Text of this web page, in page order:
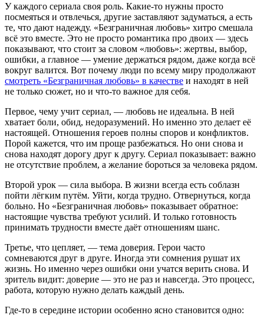
У каждого сериала своя роль. Какие-то нужны просто
посмеяться и отвлечься, другие заставляют задуматься, а есть
те, что дают надежду. «Безграничная любовь» хитро смешала
всё это вместе. Это не просто романтика про двоих — здесь
показывают, что стоит за словом «любовь»: жертвы, выбор,
ошибки, а главное — умение держаться рядом, даже когда всё
вокруг валится. Вот почему люди по всему миру продолжают
смотреть «Безграничная любовь» в качестве и находят в ней
не только сюжет, но и что-то важное для себя.
Первое, чему учит сериал, — любовь не идеальна. В ней
хватает боли, обид, недоразумений. Но именно это делает её
настоящей. Отношения героев полны споров и конфликтов.
Порой кажется, что им проще разбежаться. Но они снова и
снова находят дорогу друг к другу. Сериал показывает: важно
не отсутствие проблем, а желание бороться за человека рядом.
Второй урок — сила выбора. В жизни всегда есть соблазн
пойти лёгким путём. Уйти, когда трудно. Отвернуться, когда
больно. Но «Безграничная любовь» показывает обратное:
настоящие чувства требуют усилий. И только готовность
принимать трудности вместе даёт отношениям шанс.
Третье, что цепляет, — тема доверия. Герои часто
сомневаются друг в друге. Иногда эти сомнения рушат их
жизнь. Но именно через ошибки они учатся верить снова. И
зритель видит: доверие — это не раз и навсегда. Это процесс,
работа, которую нужно делать каждый день.
Где-то в середине истории особенно ясно становится одно: